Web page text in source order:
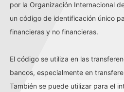
por la Organización Internacional
un código de identificación único
financieras y no financieras.
El código se utiliza en las
bancos, especialmente en
También se puede utilizar para el